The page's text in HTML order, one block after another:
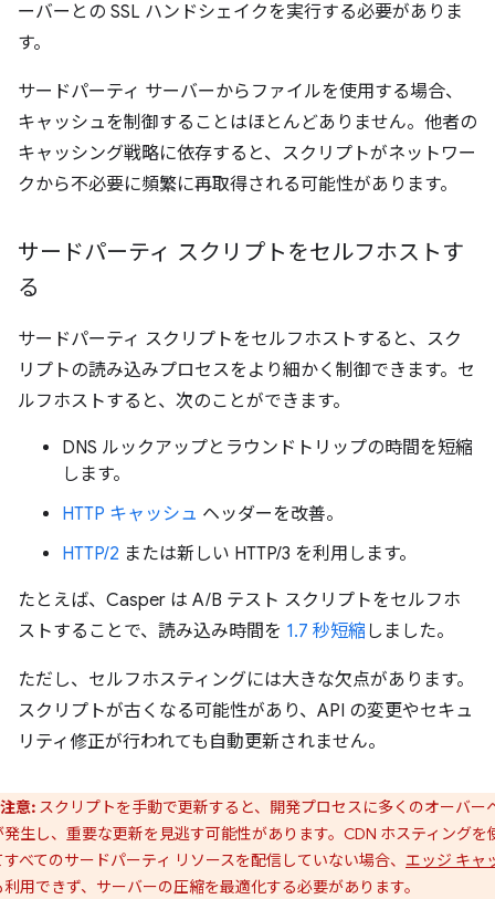
ーバーとの SSL ハンドシェイクを実行する必要がありま
す。
サードパーティ サーバーからファイルを使用する場合、
キャッシュを制御することはほとんどありません。他者の
キャッシング戦略に依存すると、スクリプトがネットワー
クから不必要に頻繁に再取得される可能性があります。
サードパーティ スクリプトをセルフホストす
る
サードパーティ スクリプトをセルフホストすると、スク
リプトの読み込みプロセスをより細かく制御できます。セ
ルフホストすると、次のことができます。
DNS ルックアップとラウンドトリップの時間を短縮
します。
HTTP キャッシュ ヘッダーを改善。
HTTP/2 または新しい HTTP/3 を利用します。
たとえば、Casper は A/B テスト スクリプトをセルフホ
ストすることで、読み込み時間を 1.7 秒短縮 しました。
ただし、セルフホスティングには大きな欠点があります。
スクリプトが古くなる可能性があり、API の変更やセキュ
リティ修正が行われても自動更新されません。
注意: スクリプトを手動で更新すると、開発プロセスに多くのオーバー
発生し、重要な更新を見逃す可能性があります。CDN ホスティングを
べてのサードパーティ リソースを配信していない場合、 エッジ キャ
利用できず、サーバーの圧縮を最適化する必要があります。